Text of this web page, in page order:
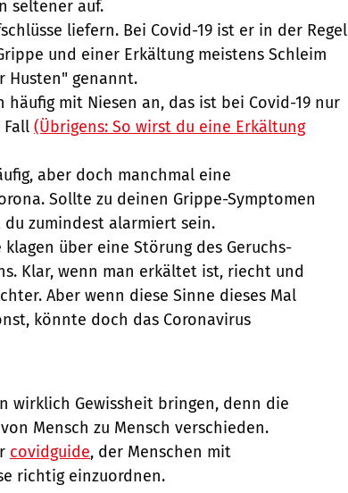
seltener auf.
liefern. Bei Covid-19 ist er in der Regel
und einer Erkältung meistens Schleim
Husten" genannt.
häufig mit Niesen an, das ist bei Covid-19 nur
(Übrigens: So wirst du eine Erkältung
aber doch manchmal eine
Sollte zu deinen Grippe-Symptomen
zumindest alarmiert sein.
über eine Störung des Geruchs-
Klar, wenn man erkältet ist, riecht und
Aber wenn diese Sinne dieses Mal
könnte doch das Coronavirus
wirklich Gewissheit bringen, denn die
Mensch zu Mensch verschieden.
covidguide, der Menschen mit
richtig einzuordnen.